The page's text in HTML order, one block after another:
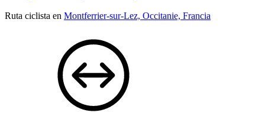
Ruta ciclista en Montferrier-sur-Lez, Occitanie, Francia